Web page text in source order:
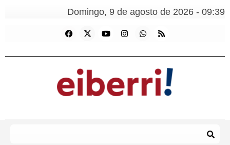
Domingo, 9 de agosto de 2026 - 09:39